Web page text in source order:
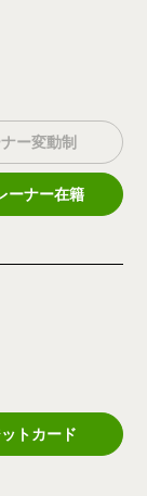
ー変動制
ーナー在籍
トカード